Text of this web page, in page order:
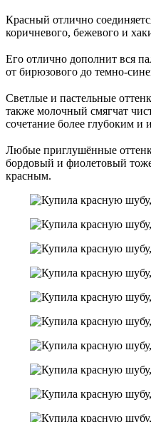
Красный отлично
коричневого, бежевого и
Его отлично дополнит вся
от бирюзового до темно-
Светлые и пастельные
также молочный смягчат
сочетание более глубоким и
Любые приглушённые
бордовый и фиолетовый
красным.